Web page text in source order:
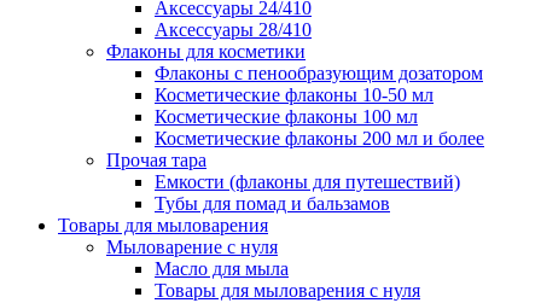
Аксессуары 24/410
Аксессуары 28/410
Флаконы для косметики
Флаконы с пенообразующим дозатором
Косметические флаконы 10-50 мл
Косметические флаконы 100 мл
Косметические флаконы 200 мл и более
Прочая тара
Емкости (флаконы для путешествий)
Тубы для помад и бальзамов
Товары для мыловарения
Мыловарение с нуля
Масло для мыла
Товары для мыловарения с нуля